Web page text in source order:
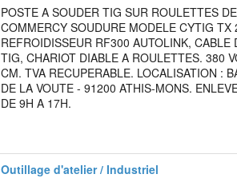
POSTE A SOUDER TIG SUR ROULETTES
COMMERCY SOUDURE MODELE CYTIG TX
REFROIDISSEUR RF300 AUTOLINK, CABLE
TIG, CHARIOT DIABLE A ROULETTES. 380
CM. TVA RECUPERABLE. LOCALISATION :
DE LA VOUTE - 91200 ATHIS-MONS.
DE 9H A 17H.
Outillage d'atelier / Industriel